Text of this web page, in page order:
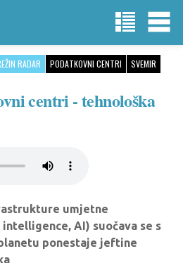
RADAR PODATKOVNI CENTRI SVEMIR
centri - tehnološka
umjetne
AI) suočava se s
ponestaje jeftine